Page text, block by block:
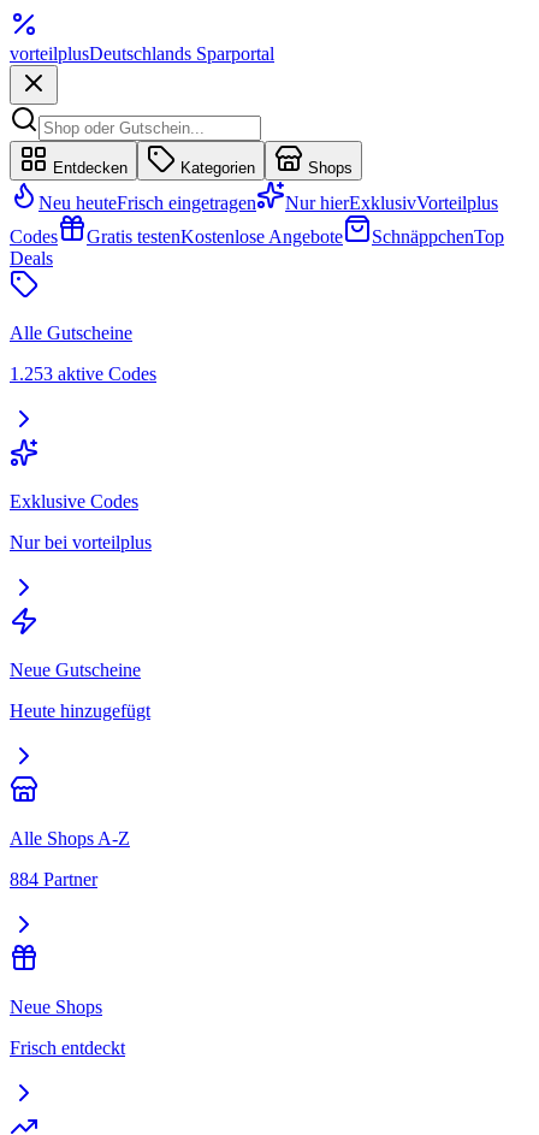
vorteilplusDeutschlands Sparportal
Entdecken Kategorien Shops
Neu heuteFrisch eingetragen Nur hierExklusivVorteilplus
Codes
Gratis testenKostenlose Angebote SchnäppchenTop
Deals
Alle Gutscheine
1.253 aktive Codes
Exklusive Codes
Nur bei vorteilplus
Neue Gutscheine
Heute hinzugefügt
Alle Shops A-Z
884 Partner
Neue Shops
Frisch entdeckt